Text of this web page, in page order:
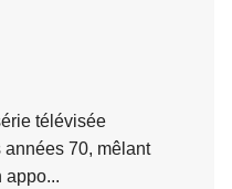
télévisée
70, mêlant
appo...